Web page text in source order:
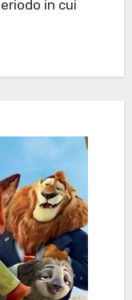
in cui